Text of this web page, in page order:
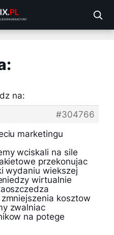
na:
#304766
marketingu
wciskali na sile
przekonujac
wydaniu wiekszej
wirtualnie
kosztow
zwalniac
na potege